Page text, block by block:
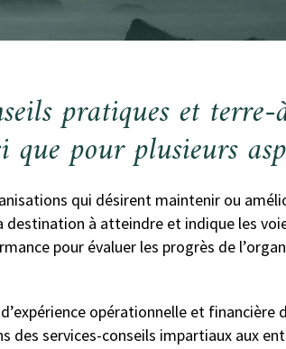
pratiques et
pour plusieurs
qui désirent maintenir ou
à atteindre et indique les
pour évaluer les progrès de
opérationnelle et financière
des services-conseils impartiaux aux